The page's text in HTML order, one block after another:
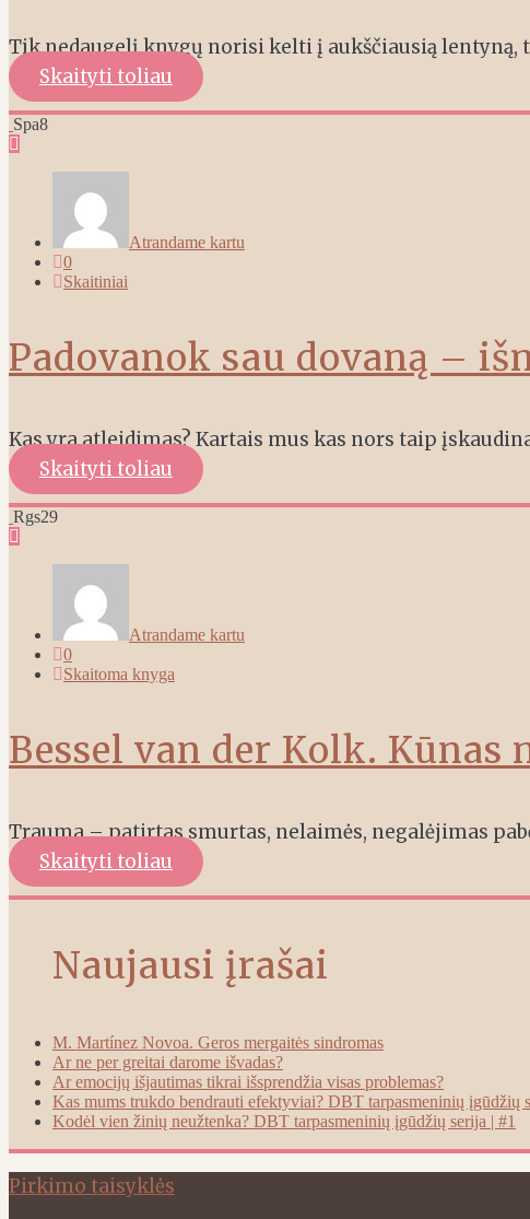
Tik nedaugelį knygų norisi kelti į aukščiausią
Skaityti toliau
Spa8
Atrandame kartu
0
Skaitiniai
Padovanok sau dovaną –
Kas yra atleidimas? Kartais mus kas nors taip
Skaityti toliau
Rgs29
Atrandame kartu
0
Skaitoma knyga
Bessel van der Kolk. Kūnas
Trauma – patirtas smurtas, nelaimės, negalėjimas
Skaityti toliau
Naujausi įrašai
M. Martínez Novoa. Geros mergaitės sindromas
Ar ne per greitai darome išvadas?
Ar emocijų išjautimas tikrai išsprendžia visas problemas?
Kas mums trukdo bendrauti efektyviai? DBT tarpasmeninių įgūdžių
Kodėl vien žinių neužtenka? DBT tarpasmeninių įgūdžių serija | #1
Pirkimo taisyklės